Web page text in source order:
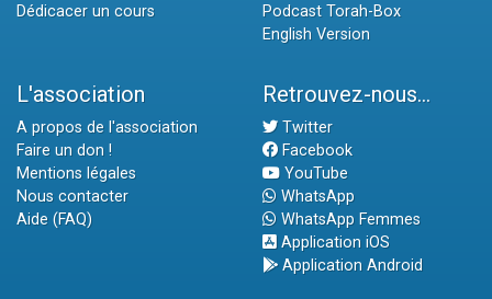
Dédicacer un cours
Podcast Torah-Box
English Version
L'association
A propos de l'association
Faire un don !
Mentions légales
Nous contacter
Aide (FAQ)
Retrouvez-nous...
Twitter
Facebook
YouTube
WhatsApp
WhatsApp Femmes
Application iOS
Application Android